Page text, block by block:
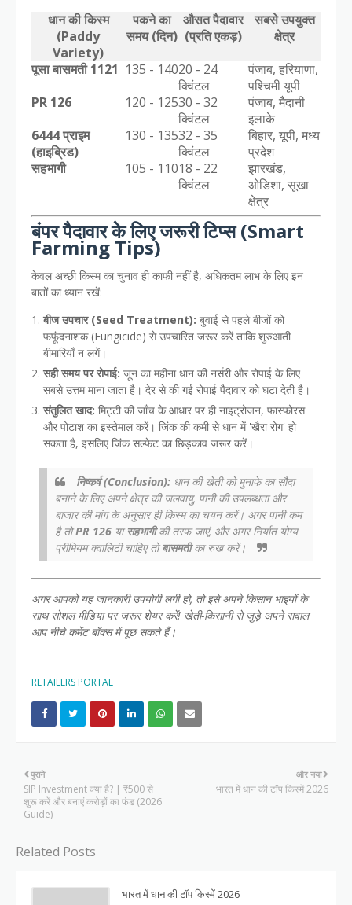
धान की किस्म
(Paddy
Variety)
पकने का
समय (दिन)
औसत पैदावार
(प्रति एकड़)
सबसे उपयुक्त
क्षेत्र
पूसा बासमती 1121 135 - 14020 - 24
क्विंटल
पंजाब, हरियाणा,
पश्चिमी यूपी
PR 126
120 - 12530 - 32
क्विंटल
पंजाब, मैदानी
इलाके
6444 प्राइम
(हाइब्रिड)
130 - 13532 - 35
क्विंटल
बिहार, यूपी, मध्य
प्रदेश
सहभागी
105 - 11018 - 22
क्विंटल
झारखंड,
ओडिशा, सूखा
क्षेत्र
बंपर पैदावार के लिए जरूरी टिप्स (Smart
Farming Tips)
केवल अच्छी किस्म का चुनाव ही काफी नहीं है, अधिकतम लाभ के लिए इन
बातों का ध्यान रखें:
बीज उपचार (Seed Treatment): बुवाई से पहले बीजों को
फफूंदनाशक (Fungicide) से उपचारित जरूर करें ताकि शुरुआती
बीमारियाँ न लगें।
सही समय पर रोपाई: जून का महीना धान की नर्सरी और रोपाई के लिए
सबसे उत्तम माना जाता है। देर से की गई रोपाई पैदावार को घटा देती है।
संतुलित खाद: मिट्टी की जाँच के आधार पर ही नाइट्रोजन, फास्फोरस
और पोटाश का इस्तेमाल करें। जिंक की कमी से धान में 'खैरा रोग' हो
सकता है, इसलिए जिंक सल्फेट का छिड़काव जरूर करें।
निष्कर्ष (Conclusion): धान की खेती को मुनाफे का सौदा
बनाने के लिए अपने क्षेत्र की जलवायु, पानी की उपलब्धता और
बाजार की मांग के अनुसार ही किस्म का चयन करें। अगर पानी कम
है तोPR 126 यासहभागीकी तरफ जाएं, और अगर निर्यात योग्य
प्रीमियम क्वालिटी चाहिए तोबासमतीका रुख करें।
अगर आपको यह जानकारी उपयोगी लगी हो, तो इसे अपने किसान भाइयों के
साथ सोशल मीडिया पर जरूर शेयर करें! खेती-किसानी से जुड़े अपने सवाल
आप नीचे कमेंट बॉक्स में पूछ सकते हैं।
RETAILERS PORTAL
और नया
भारत में धान की टॉप किस्में 2026
पुराने
SIP Investment क्या है? | ₹500 से
शुरू करें और बनाएं करोड़ों का फंड (2026
Guide)
Related Posts
भारत में धान की टॉप किस्में 2026